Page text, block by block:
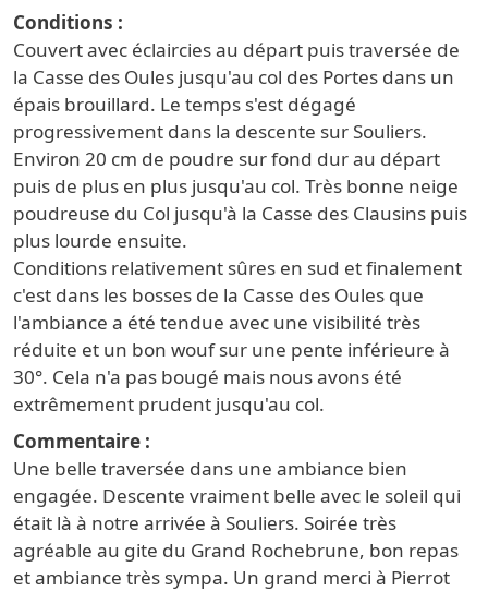
Conditions
Couvert avec éclaircies au départ puis traversée de
la Casse des Oules jusqu'au col des Portes dans un
épais brouillard. Le temps s'est dégagé
progressivement dans la descente sur Souliers.
Environ 20 cm de poudre sur fond dur au départ
puis de plus en plus jusqu'au col. Très bonne neige
poudreuse du Col jusqu'à la Casse des Clausins puis
plus lourde ensuite.
Conditions relativement sûres en sud et finalement
c'est dans les bosses de la Casse des Oules que
l'ambiance a été tendue avec une visibilité très
réduite et un bon wouf sur une pente inférieure à
30°. Cela n'a pas bougé mais nous avons été
extrêmement prudent jusqu'au col.
Commentaire
Une belle traversée dans une ambiance bien
engagée. Descente vraiment belle avec le soleil qui
était là à notre arrivée à Souliers. Soirée très
agréable au gite du Grand Rochebrune, bon repas
et ambiance très sympa. Un grand merci à Pierrot